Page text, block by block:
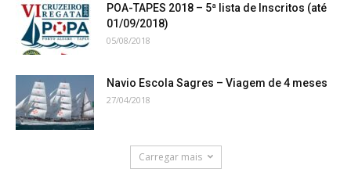
POA-TAPES 2018 – 5ª lista de Inscritos (até
01/09/2018)
05/08/2018
Navio Escola Sagres – Viagem de 4 meses
27/04/2018
Carregar mais